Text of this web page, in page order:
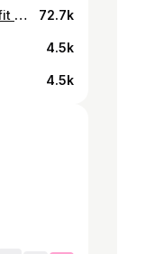
@yourchoice__shop 👈🏻🔥 #outfit #fashionnova #outfitinspo #outfitpost #albania #shqip #fotini #fotiniderxho #sunnyday #red #inspo #wakeupandmakeup #goodday #positivevibes #pose #catwalk 72.7k
4.5k
4.5k